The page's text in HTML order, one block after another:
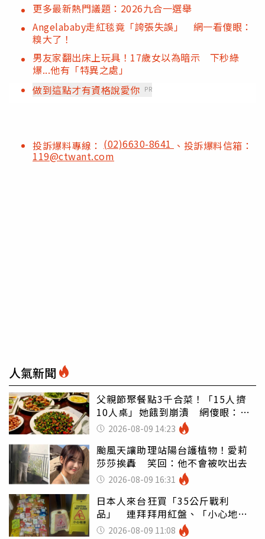
更多最新熱門議題：2026九合一選舉
Angelababy走紅毯竟「誇張失誤」 網一看傻眼：
糗大了！
男友家翻出床上玩具！17歲女以為暗示 下秒綠
爆...他有「特異之處」
做到這點才有資格說愛你 PR
投訴爆料專線： (02)6630-8641 、投訴爆料信箱：
119@ctwant.com
人氣新聞
父親節聚餐點3千合菜！「15人擠
10人桌」她餓到崩潰 網傻眼：讓
店家看笑話
2026-08-09 14:23
颱風天讓助理站陽台護植物！愛莉
莎莎挨轟 笑回：他不會被吹出去
2026-08-09 16:31
日本人來台狂買「35公斤戰利
品」 連拜拜用紅盤、「小心地
滑」告示牌也帶回家
2026-08-09 11:08